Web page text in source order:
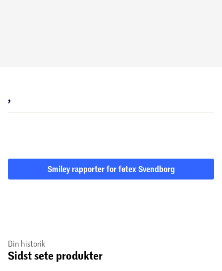
,
Smiley rapporter for føtex Svendborg
Din historik
Sidst sete produkter